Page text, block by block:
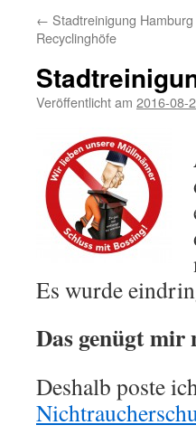
← Stadtreinigung
Recyclinghöfe
Veröffentlicht am 2016-08-
Es wurde
Das genügt mir
Deshalb poste